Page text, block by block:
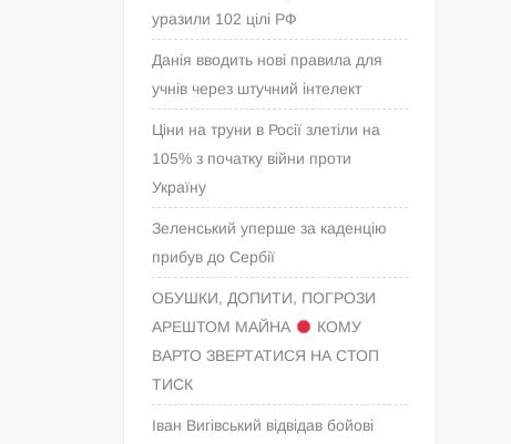
уразили 102 цілі РФ
Данія вводить нові правила для
учнів через штучний інтелект
Ціни на труни в Росії злетіли на
105% з початку війни проти
Україну
Зеленський уперше за каденцію
прибув до Сербії
ОБУШКИ, ДОПИТИ, ПОГРОЗИ
АРЕШТОМ МАЙНА
КОМУ
ВАРТО ЗВЕРТАТИСЯ НА СТОП
ТИСК
Іван Вигівський відвідав бойові